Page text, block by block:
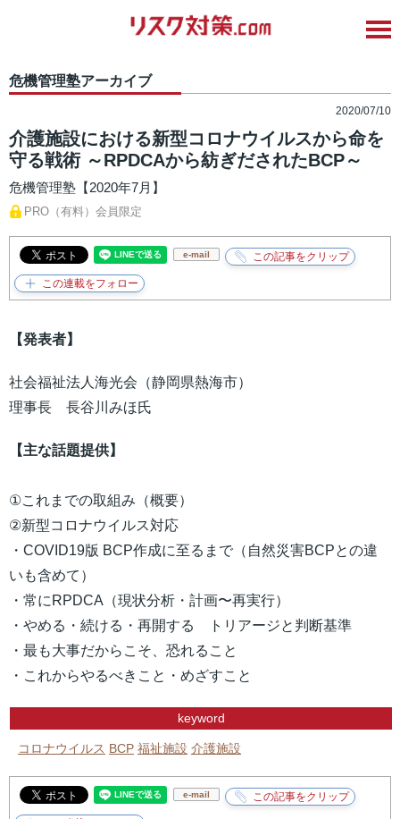
危機管理塾アーカイブ
2020/07/10
介護施設における新型コロナウイルスから命を
守る戦術 ～RPDCAから紡ぎだされたBCP～
危機管理塾【2020年7月】
PRO（有料）会員限定
e-mail
【発表者】
社会福祉法人海光会（静岡県熱海市）
理事長 長谷川みほ氏
【主な話題提供】
①これまでの取組み（概要）
②新型コロナウイルス対応
・COVID19版 BCP作成に至るまで（自然災害BCPとの違
いも含めて）
・常にRPDCA（現状分析・計画〜再実行）
・やめる・続ける・再開する トリアージと判断基準
・最も大事だからこそ、恐れること
・これからやるべきこと・めざすこと
keyword
コロナウイルス BCP 福祉施設 介護施設
e-mail